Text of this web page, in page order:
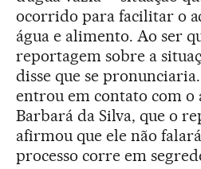
ocorrido para facilitar o
água e alimento. Ao ser
reportagem sobre a
disse que se
entrou em contato com o
Barbará da Silva, que o
afirmou que ele não
processo corre em